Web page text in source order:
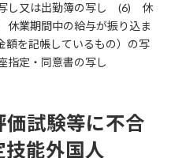
し又は出勤簿の写し (6) 休
業期間中の給与が振り込ま
額を記帳しているもの）の写
定・同意書の写し
試験等に不合
能外国人